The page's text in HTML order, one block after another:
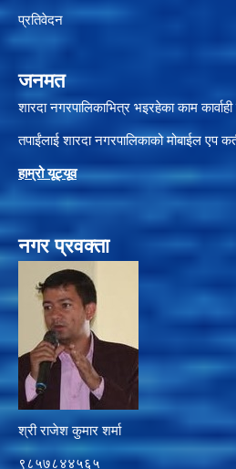
प्रतिवेदन
जनमत
शारदा नगरपालिकाभित्र भइरहेका काम
तपाईंलाई शारदा नगरपालिकाको मोबाईल एप
हाम्रो यूट्यूव
नगर प्रवक्ता
श्री राजेश कुमार शर्मा
९८५७८४४५६५